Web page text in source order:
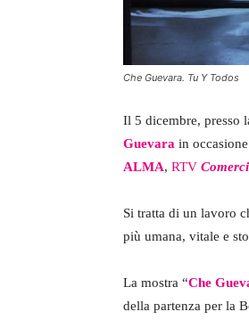
Che Guevara. Tu Y Todos
Il 5 dicembre, presso
Guevara in
ALMA, RTV
Si tratta di un lavoro
più umana, vitale e
La mostra “Che
della partenza per la